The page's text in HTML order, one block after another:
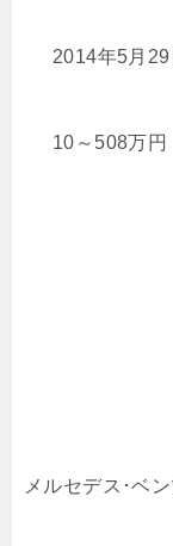
2014年5月
10 ～ 508万円
メルセデス･ベ